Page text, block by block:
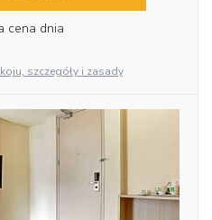
cena dnia
szczegóły i zasady